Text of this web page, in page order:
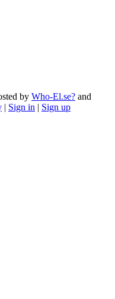
by Who-El.se? and
| Sign in | Sign up